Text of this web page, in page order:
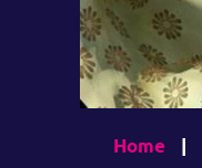
Home |